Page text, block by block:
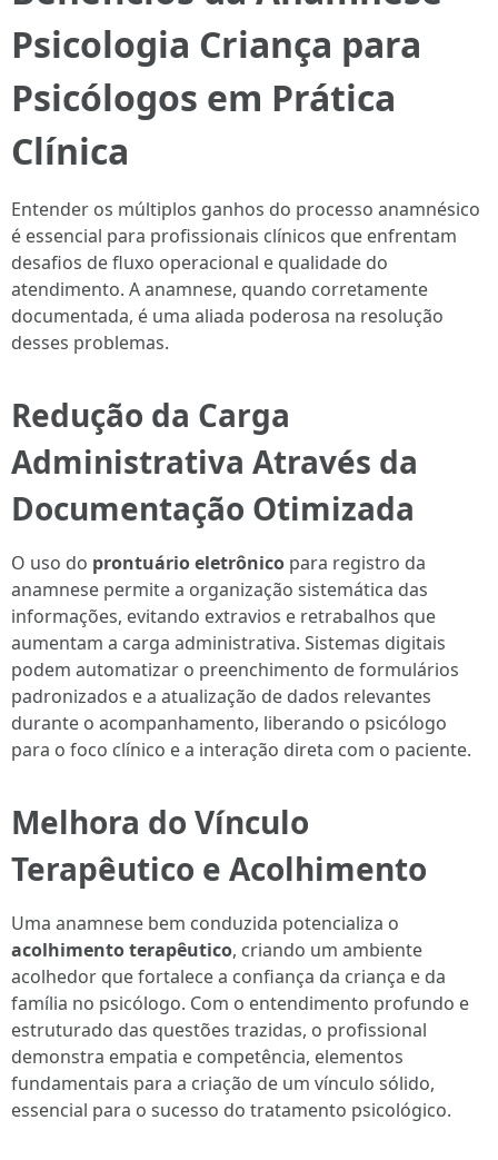
Psicologia Criança para
Psicólogos em Prática
Clínica
Entender os múltiplos ganhos do processo anamnésico
é essencial para profissionais clínicos que enfrentam
desafios de fluxo operacional e qualidade do
atendimento. A anamnese, quando corretamente
documentada, é uma aliada poderosa na resolução
desses problemas.
Redução da Carga
Administrativa Através da
Documentação Otimizada
O uso do prontuário eletrônico para registro da
anamnese permite a organização sistemática das
informações, evitando extravios e retrabalhos que
aumentam a carga administrativa. Sistemas digitais
podem automatizar o preenchimento de formulários
padronizados e a atualização de dados relevantes
durante o acompanhamento, liberando o psicólogo
para o foco clínico e a interação direta com o paciente.
Melhora do Vínculo
Terapêutico e Acolhimento
Uma anamnese bem conduzida potencializa o
acolhimento terapêutico, criando um ambiente
acolhedor que fortalece a confiança da criança e da
família no psicólogo. Com o entendimento profundo e
estruturado das questões trazidas, o profissional
demonstra empatia e competência, elementos
fundamentais para a criação de um vínculo sólido,
essencial para o sucesso do tratamento psicológico.